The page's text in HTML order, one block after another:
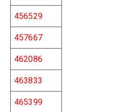
456529
457667
462086
463833
465399